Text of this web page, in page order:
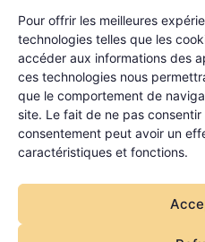
Pour offrir les meilleures
technologies telles que les
accéder aux informations des
ces technologies nous
que le comportement de
site. Le fait de ne pas
consentement peut avoir un
caractéristiques et fonctions.
Domiciliation
Informations
Mentions légales
Politique de confidentialité
Qui sommes-nous ?
Nos partenaires
La MDE a été financée